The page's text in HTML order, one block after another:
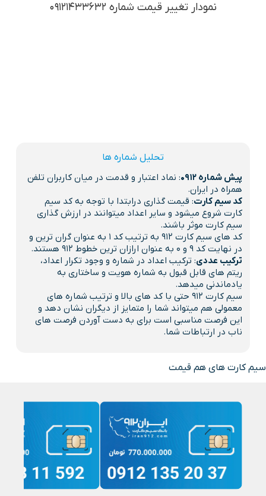
نمودار تغییر قیمت شماره 09121433632
تحلیل شماره ها
پیش شماره 0912
: نماد اعتبار و قدمت در میان کاربران تلفن
همراه در ایران.
کد سیم کارت: قیمت گذاری درابتدا با توجه به کد سیم
کارت شروع میشود و سایر اعداد میتوانند در ارزش گذاری
سیم کارت موثر باشند.
کد های سیم کارت 912 به ترتیب کد 1 به عنوان گران ترین و
در نهایت کد 9 و 0 به عنوان ارازان ترین خطوط 912 هستند.
ترکیب عددی: ترکیب اعداد در شماره و وجود تکرار اعداد،
ریتم های قابل قبول به شماره هویت و ساختاری به
یادماندنی میدهد.
سیم کارت 912 حتی با کد های بالا و ترتیب شماره های
معمولی هم میتواند شما را متمایز از دیگران نشان دهد و
این فرصت مناسبی است برای به دست آوردن فرصت های
ناب در ارتباطات شما.
سیم کارت های هم قیمت